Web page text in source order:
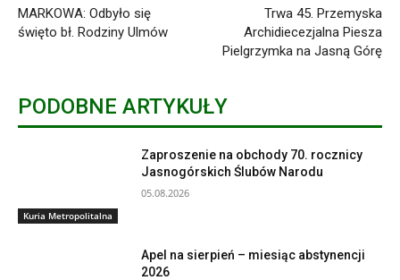
MARKOWA: Odbyło się
święto bł. Rodziny Ulmów
Trwa 45. Przemyska
Archidiecezjalna Piesza
Pielgrzymka na Jasną Górę
PODOBNE ARTYKUŁY
Kuria Metropolitalna
Zaproszenie na obchody 70. rocznicy
Jasnogórskich Ślubów Narodu
05.08.2026
Apel na sierpień – miesiąc abstynencji
2026